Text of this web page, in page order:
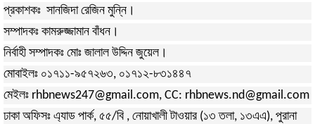
প্রকাশকঃ সানজিদা রেজিন মুন্নি।
সম্পাদকঃ কামরুজ্জামান বাঁধন।
নির্বাহী সম্পাদকঃ মোঃ জালাল উদ্দিন জুয়েল।
মোবাইলঃ ০১৭১১-৯৫৭২৬৩, ০১৭১২-৮৩১৪৪৭
মেইলঃ rhbnews247@gmail.com, CC: rhbnews.nd@gmail.com
ঢাকা অফিসঃ এ্যাড পার্ক, ৫৫/বি , নোয়াখালী টাওয়ার (১৩ তলা, ১৩এএ), পুরানা